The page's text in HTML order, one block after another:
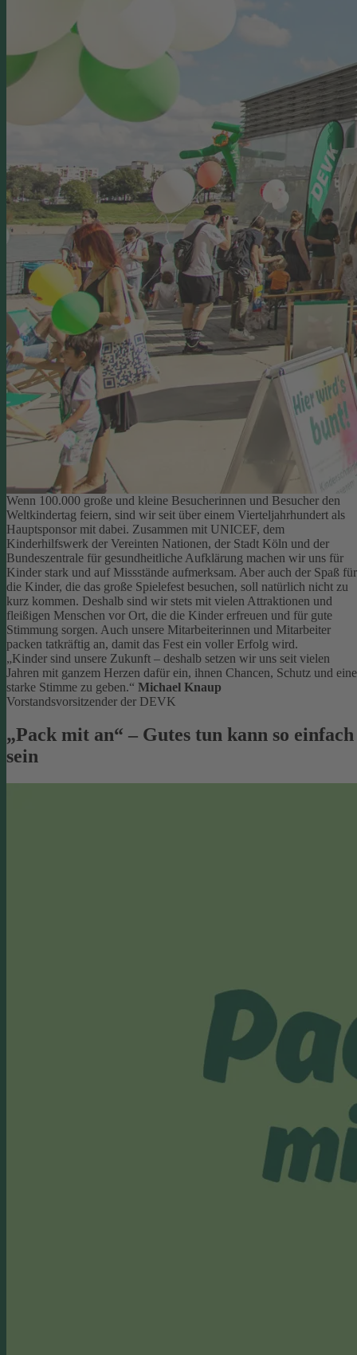
Wenn 100.000 große und kleine Besucherinnen und Besucher den
Weltkindertag feiern, sind wir seit über einem Vierteljahrhundert als
Hauptsponsor mit dabei. Zusammen mit UNICEF, dem
Kinderhilfswerk der Vereinten Nationen, der Stadt Köln und der
Bundeszentrale für gesundheitliche Aufklärung machen wir uns für
Kinder stark und auf Missstände aufmerksam. Aber auch der Spaß für
die Kinder, die das große Spielefest besuchen, soll natürlich nicht zu
kurz kommen. Deshalb sind wir stets mit vielen Attraktionen und
fleißigen Menschen vor Ort, die die Kinder erfreuen und für gute
Stimmung sorgen. Auch unsere Mitarbeiterinnen und Mitarbeiter
packen tatkräftig an, damit das Fest ein voller Erfolg wird.
„Kinder sind unsere Zukunft – deshalb setzen wir uns seit vielen
Jahren mit ganzem Herzen dafür ein, ihnen Chancen, Schutz und eine
starke Stimme zu geben.“ Michael Knaup
Vorstandsvorsitzender der DEVK
„Pack mit an“ – Gutes tun kann so einfach
sein